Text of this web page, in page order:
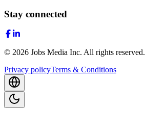
Stay connected
© 2026 Jobs Media Inc. All rights reserved.
Privacy policyTerms & Conditions